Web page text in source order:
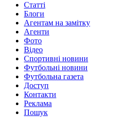
Статті
Блоги
Агентам на замітку
Агенти
Фото
Відео
Спортивні новини
Футбольні новини
Футбольна газета
Доступ
Контакти
Реклама
Пошук